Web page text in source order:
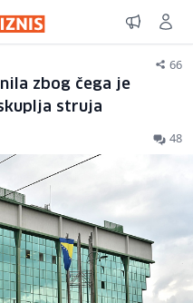
66
zbog čega je
struja
48